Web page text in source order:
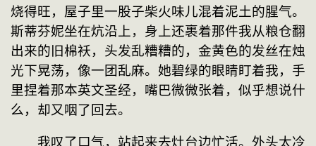
烧得旺，屋子里一股子柴火味儿混着泥土的腥气。
斯蒂芬妮坐在炕沿上，身上还裹着那件我从粮仓翻
出来的旧棉袄，头发乱糟糟的，金黄色的发丝在烛
光下晃荡，像一团乱麻。她碧绿的眼睛盯着我，手
里捏着那本英文圣经，嘴巴微微张着，似乎想说什
么，却又咽了回去。
我叹了口气，站起来去灶台边忙活。外头太冷